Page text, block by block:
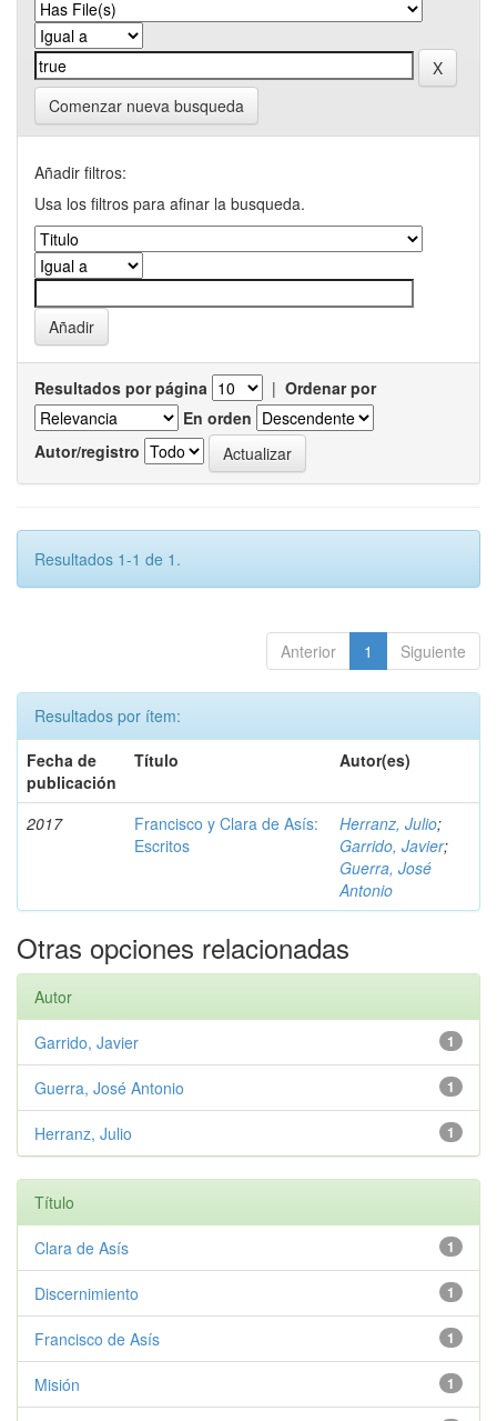
Comenzar nueva busqueda
Añadir filtros:
Usa los filtros para afinar la busqueda.
Resultados por página | Ordenar por
En orden
Autor/registro
Resultados 1-1 de 1.
Anterior 1 Siguiente
Resultados por ítem:
Fecha de
publicación
Título Autor(es)
2017
Francisco y Clara de Asís:
Escritos
Herranz, Julio;
Garrido, Javier;
Guerra, José
Antonio
Otras opciones relacionadas
Autor
1
Garrido, Javier
1
Guerra, José Antonio
1
Herranz, Julio
Título
1
Clara de Asís
1
Discernimiento
1
Francisco de Asís
1
Misión